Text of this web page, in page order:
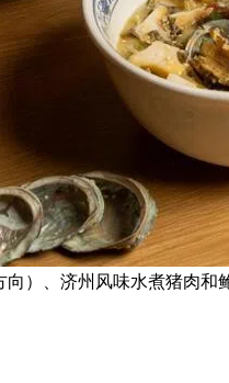
）、济州风味水煮猪肉和